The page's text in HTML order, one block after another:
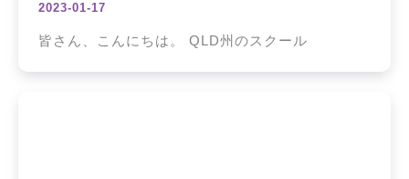
2023-01-17
皆さん、こんにちは。 QLD州のスクール